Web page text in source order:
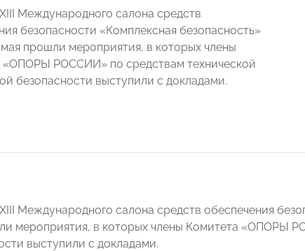
Международного салона средств
безопасности «Комплексная безопасность»
мая прошли мероприятия, в которых члены
«ОПОРЫ РОССИИ» по средствам технической
безопасности выступили с докладами.
Международного салона средств обеспечения
мероприятия, в которых члены Комитета «ОПОРЫ
выступили с докладами.